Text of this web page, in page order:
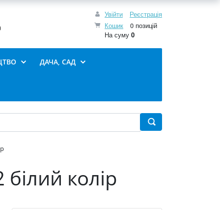
Увійти
Реєстрація
Кошик
0 позицій
На суму 0
ДАЧА, САД
колір